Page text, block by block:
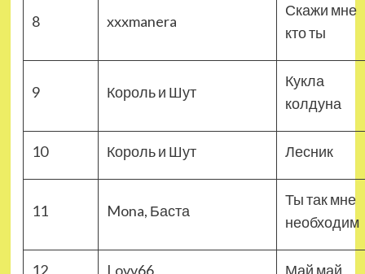
8 xxxmanera
Скажи мне
кто ты
9 Король и Шут
Кукла
колдуна
10 Король и Шут Лесник
11 Mona, Баста
Ты так мне
необходим
12 Lovv66 Май май